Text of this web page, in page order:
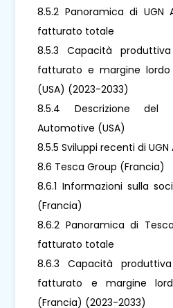
8.5.2 Panoramica di UGN
fatturato totale
8.5.3 Capacità
fatturato e margine lordo
(USA) (2023-2033)
8.5.4 Descrizione del
Automotive (USA)
8.5.5 Sviluppi recenti di
8.6 Tesca Group (Francia)
8.6.1 Informazioni sulla
(Francia)
8.6.2 Panoramica di
fatturato totale
8.6.3 Capacità
fatturato e margine
(Francia) (2023-2033)